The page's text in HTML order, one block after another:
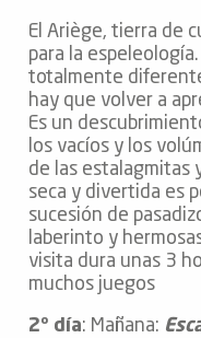
El Ariège, tierra de
para la
totalmente
hay que volver a
Es un
los vacíos y los
de las estalagmitas
seca y divertida es
sucesión de
laberinto y
visita dura unas 3
muchos juegos
2º día: Mañana: